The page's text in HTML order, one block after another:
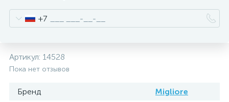
+7
Артикул: 14528
Пока нет отзывов
Бренд
Migliore